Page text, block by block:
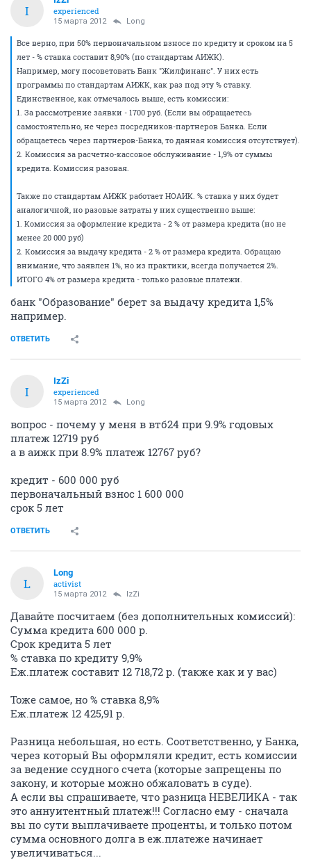
I
experienced
15 марта 2012 Long
Все верно, при 50% первоначальном взносе по кредиту и сроком на 5
лет - % ставка составит 8,90% (по стандартам АИЖК).
Например, могу посоветовать Банк "Жилфинанс". У них есть
программы по стандартам АИЖК, как раз под эту % ставку.
Единственное, как отмечалось выше, есть комиссии:
1. За рассмотрение заявки - 1700 руб. (Если вы обращаетесь
самостоятельно, не через посредников-партнеров Банка. Если
обращаетесь через партнеров-Банка, то данная комиссия отсутствует).
2. Комиссия за расчетно-кассовое обслуживание - 1,9% от суммы
кредита. Комиссия разовая.
Также по стандартам АИЖК работает НОАИК. % ставка у них будет
аналогичной, но разовые затраты у них существенно выше:
1. Комиссия за оформление кредита - 2 % от размера кредита (но не
менее 20 000 руб)
2. Комиссия за выдачу кредита - 2 % от размера кредита. Обращаю
внимание, что заявлен 1%, но из практики, всегда получается 2%.
ИТОГО 4% от размера кредита - только разовые платежи.
банк "Образование" берет за выдачу кредита 1,5%
например.
ОТВЕТИТЬ
I
IzZi
experienced
15 марта 2012 Long
вопрос - почему у меня в втб24 при 9.9% годовых
платеж 12719 руб
а в аижк при 8.9% платеж 12767 руб?
кредит - 600 000 руб
первоначальный взнос 1 600 000
срок 5 лет
ОТВЕТИТЬ
L
Long
activist
15 марта 2012 IzZi
Давайте посчитаем (без дополнительных комиссий):
Сумма кредита 600 000 р.
Срок кредита 5 лет
% ставка по кредиту 9,9%
Еж.платеж составит 12 718,72 р. (также как и у вас)
Тоже самое, но % ставка 8,9%
Еж.платеж 12 425,91 р.
Разница небольшая, но есть. Соответственно, у Банка,
через который Вы оформляли кредит, есть комиссии
за ведение ссудного счета (которые запрещены по
закону, и которые можно обжаловать в суде).
А если вы спрашиваете, что разница НЕВЕЛИКА - так
это аннуитентный платеж!!! Согласно ему - сначала
вы по сути выплачиваете проценты, и только потом
сумма основного долга в еж.платеже начинает
увеличиваться...